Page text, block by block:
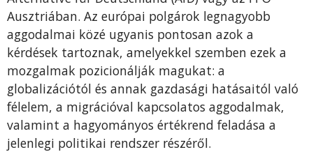
Ausztriában. Az európai polgárok legnagyobb
aggodalmai közé ugyanis pontosan azok a
kérdések tartoznak, amelyekkel szemben ezek a
mozgalmak pozicionálják magukat: a
globalizációtól és annak gazdasági hatásaitól való
félelem, a migrációval kapcsolatos aggodalmak,
valamint a hagyományos értékrend feladása a
jelenlegi politikai rendszer részéről.